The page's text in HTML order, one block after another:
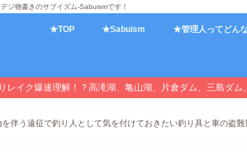
デジ物書きのサブイズム-Sabuismです！
★TOP ★Sabuism ★管理人ってどん
イク爆速理解！？高滝湖、亀山湖、片倉ダム、三島ダム
伴う遠征で釣り人として気を付けておきたい釣り具と車の盗難